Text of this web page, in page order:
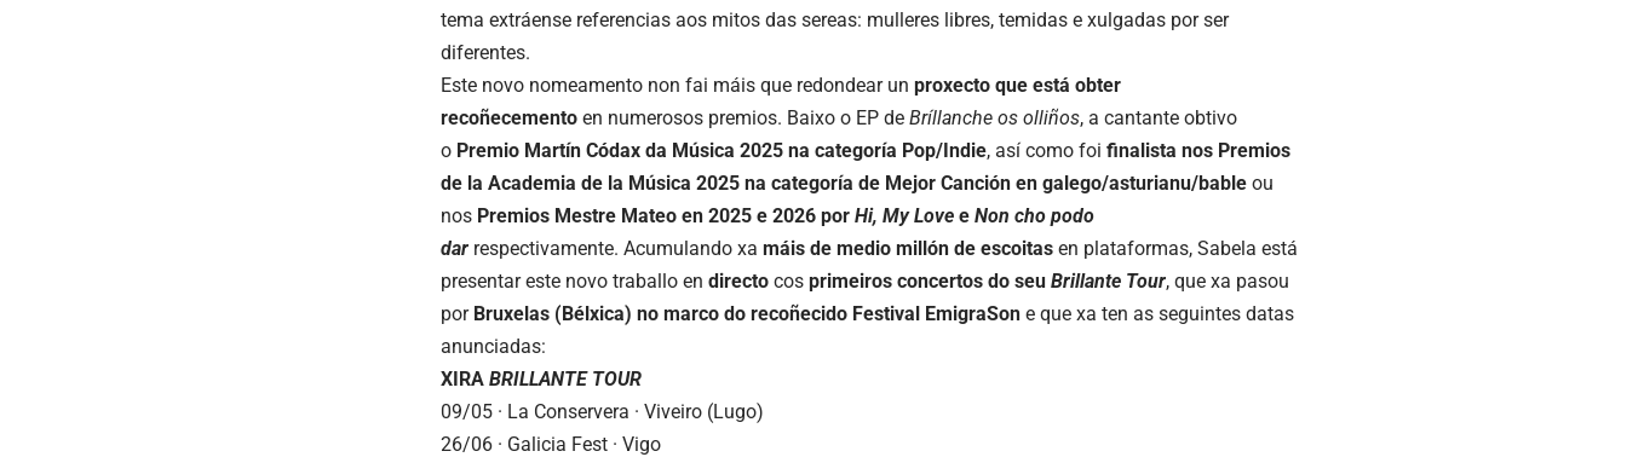
tema extráense referencias aos mitos das sereas: mulleres libres, temidas e xulgadas por ser
diferentes.
Este novo nomeamento non fai máis que redondear un proxecto que está obter
recoñecemento en numerosos premios. Baixo o EP de Bríllanche os olliños, a cantante obtivo
o Premio Martín Códax da Música 2025 na categoría Pop/Indie, así como foi finalista nos Premios
de la Academia de la Música 2025 na categoría de Mejor Canción en galego/asturianu/bable ou
nos Premios Mestre Mateo en 2025 e 2026 por Hi, My Love e Non cho podo
dar respectivamente. Acumulando xa máis de medio millón de escoitas en plataformas, Sabela está
presentar este novo traballo en directo cos primeiros concertos do seu Brillante Tour, que xa pasou
por Bruxelas (Bélxica) no marco do recoñecido Festival EmigraSon e que xa ten as seguintes datas
anunciadas:
XIRA BRILLANTE TOUR
09/05 · La Conservera · Viveiro (Lugo)
26/06 · Galicia Fest · Vigo